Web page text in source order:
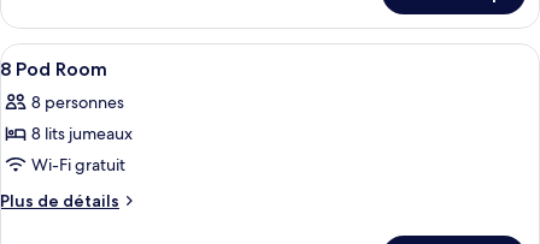
chambre :
Private
Single
Pod
In
8
Share
Room
Private
Single
Pod
8
Share
Afficher
toutes
les
photos
pour
ce
Accès au Wi-Fi (inclus), literie fournie
5
8 Pod Room
8 personnes
8 lits jumeaux
Wi-Fi gratuit
Plus de détails
Plus